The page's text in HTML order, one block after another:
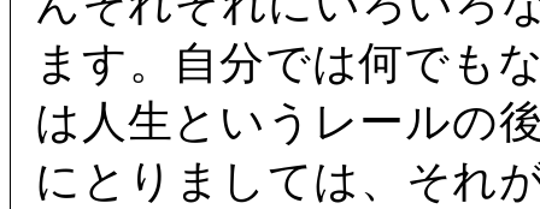
ます。自分では何でも
は人生というレールの
にとりましては、それ